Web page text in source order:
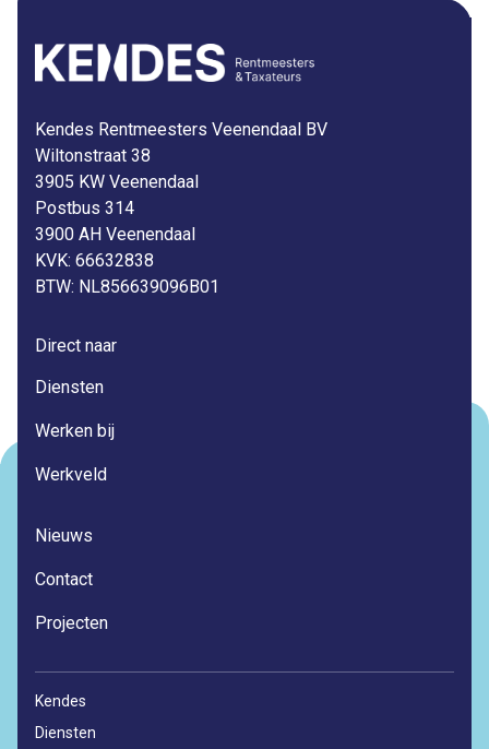
Kendes Rentmeesters Veenendaal BV
Wiltonstraat 38
3905 KW Veenendaal
Postbus 314
3900 AH Veenendaal
KVK: 66632838
BTW: NL856639096B01
Direct naar
Diensten
Werken bij
Werkveld
Nieuws
Contact
Projecten
Kendes
Diensten